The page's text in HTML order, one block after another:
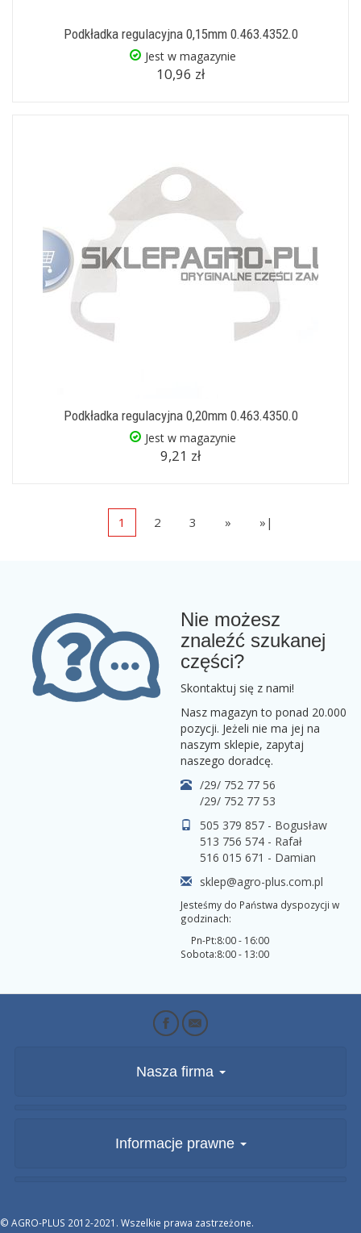
Podkładka regulacyjna 0,15mm 0.463.4352.0
Jest w magazynie
10,96 zł
Podkładka regulacyjna 0,20mm 0.463.4350.0
Jest w magazynie
9,21 zł
1 2 3 » »|
Nie możesz
znaleźć szukanej
części?
Skontaktuj się z nami!
Nasz magazyn to ponad 20.000
pozycji. Jeżeli nie ma jej na
naszym sklepie, zapytaj
naszego doradcę.
/29/ 752 77 56
/29/ 752 77 53
505 379 857 - Bogusław
513 756 574 - Rafał
516 015 671 - Damian
sklep@agro-plus.com.pl
Jesteśmy do Państwa dyspozycji w
godzinach:
Pn-Pt:
Sobota:
8:00 - 16:00
8:00 - 13:00
Nasza firma
Informacje prawne
© AGRO-PLUS 2012-2021. Wszelkie prawa zastrzeżone.